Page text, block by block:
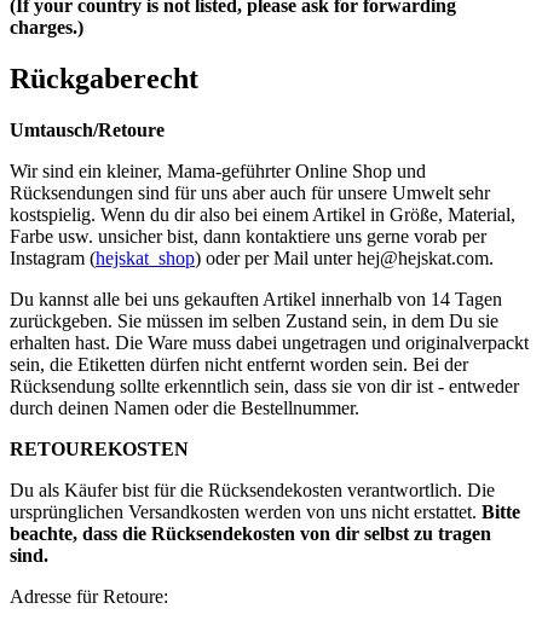
(If your country is not listed, please ask for forwarding
charges.)
Rückgaberecht
Umtausch/Retoure
Wir sind ein kleiner, Mama-geführter Online Shop und
Rücksendungen sind für uns aber auch für unsere Umwelt sehr
kostspielig. Wenn du dir also bei einem Artikel in Größe, Material,
Farbe usw. unsicher bist, dann kontaktiere uns gerne vorab per
Instagram (hejskat_shop) oder per Mail unterhej@hejskat.com.
Du kannst alle bei uns gekauften Artikel innerhalb von 14 Tagen
zurückgeben. Sie müssen im selben Zustand sein, in dem Du sie
erhalten hast. Die Ware muss dabei ungetragen und originalverpackt
sein, die Etiketten dürfen nicht entfernt worden sein. Bei der
Rücksendung sollte erkenntlich sein, dass sie von dir ist - entweder
durch deinen Namen oder die Bestellnummer.
RETOUREKOSTEN
Du als Käufer bist für die Rücksendekosten verantwortlich. Die
ursprünglichen Versandkosten werden von uns nicht erstattet. Bitte
beachte, dass die Rücksendekosten von dir selbst zu tragen
sind.
Adresse für Retoure: